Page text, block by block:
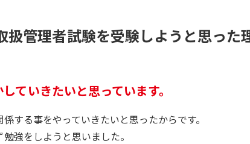
扱管理者試験を受験しようと思った
ていきたいと思っています。
する事をやっていきたいと思ったからです。
強をしようと思いました。